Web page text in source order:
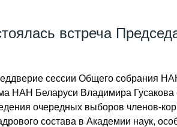
встреча
сессии Общего собрания
НАН Беларуси Владимира
очередных выборов членов-
состава в Академии наук,